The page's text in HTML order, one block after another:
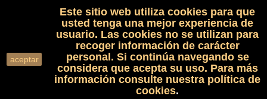
shopping_cart(0)

search
aceptar
Este sitio web utiliza cookies para que
usted tenga una mejor experiencia de
usuario. Las cookies no se utilizan para
recoger información de carácter
personal. Si continúa navegando se
considera que acepta su uso. Para más
información consulte nuestra política de
cookies.